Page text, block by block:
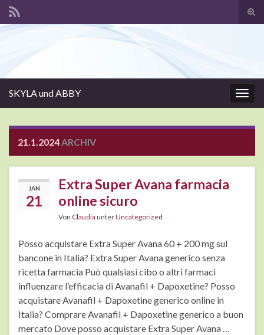
SKYLA und ABBY
21.1.2024ARCHIV
JAN
21
Extra Super Avana farmacia
online sicuro
Von Claudia unterUncategorized
Posso acquistare Extra Super Avana 60 + 200 mg sul
bancone in Italia? Extra Super Avana generico senza
ricetta farmacia Può qualsiasi cibo o altri farmaci
influenzare l’efficacia di Avanafil + Dapoxetine? Posso
acquistare Avanafil + Dapoxetine generico online in
Italia? Comprare Avanafil + Dapoxetine generico a buon
mercato Dove posso acquistare Extra Super Avana …